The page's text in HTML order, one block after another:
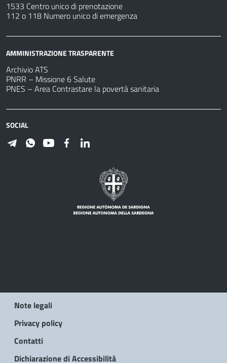
1533 Centro unico di prenotazione
112 o 118 Numero unico di emergenza
AMMINISTRAZIONE TRASPARENTE
Archivio ATS
PNRR – Missione 6 Salute
PNES – Area Contrastare la povertà sanitaria
SOCIAL
Note legali
Privacy policy
Contatti
Dichiarazione di Accessibilità